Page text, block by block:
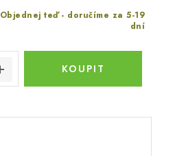
Objednej teď - doručíme za 5-19
dní